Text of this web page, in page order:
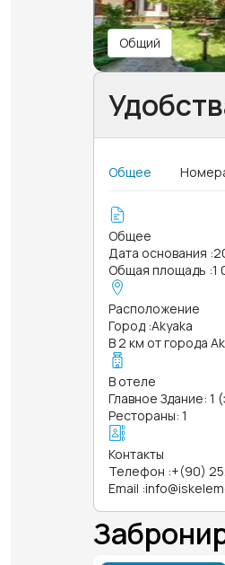
Общий
Общее
Общее
Дата основания :
Общая площадь :1
Расположение
Город :Akyaka
В 2 км от города
В отеле
Главное Здание: 1
Рестораны: 1
Контакты
Телефон :+(90)
Email :